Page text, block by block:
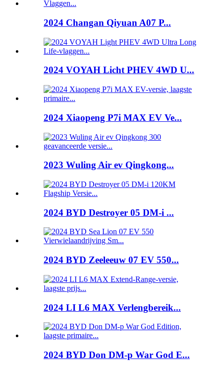
2024 Changan Qiyuan A07 P...
2024 VOYAH Licht PHEV 4WD U...
2024 Xiaopeng P7i MAX EV Ve...
2023 Wuling Air ev Qingkong...
2024 BYD Destroyer 05 DM-i ...
2024 BYD Zeeleeuw 07 EV 550...
2024 LI L6 MAX Verlengbereik...
2024 BYD Don DM-p War God E...